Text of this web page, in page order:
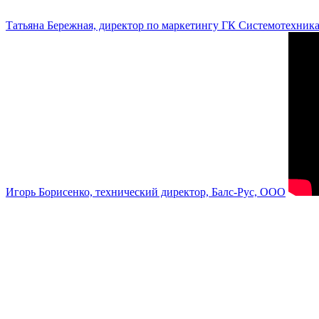
Татьяна Бережная, директор по маркетингу ГК Системотехника
Игорь Борисенко, технический директор, Балс-Рус, ООО